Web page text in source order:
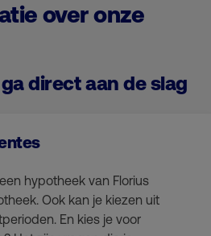
over onze
direct aan de slag
hypotheek van Florius
Ook kan je kiezen uit
En kies je voor